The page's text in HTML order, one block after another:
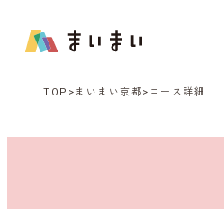
TOP まいまい京都 コース詳細